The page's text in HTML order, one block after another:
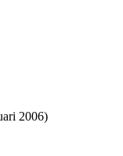
2006)